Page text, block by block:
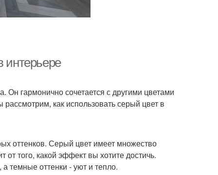
интерьере
гармонично сочетается с другими цветами
как использовать серый цвет в
оттенков. Серый цвет имеет множество
от того, какой эффект вы хотите достичь.
темные оттенки - уют и тепло.